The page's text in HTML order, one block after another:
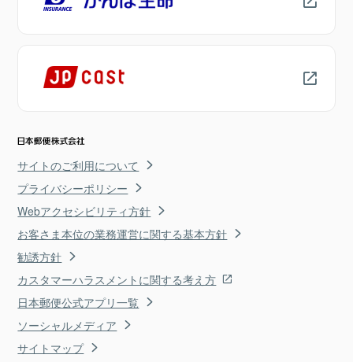
サイトのご利用について
プライバシーポリシー
Webアクセシビリティ方針
お客さま本位の業務運営に関する基本方針
勧誘方針
カスタマーハラスメントに関する考え方
日本郵便公式アプリ一覧
ソーシャルメディア
サイトマップ